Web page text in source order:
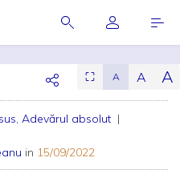
⛶ A A A
Adevărul absolut |
in 15/09/2022